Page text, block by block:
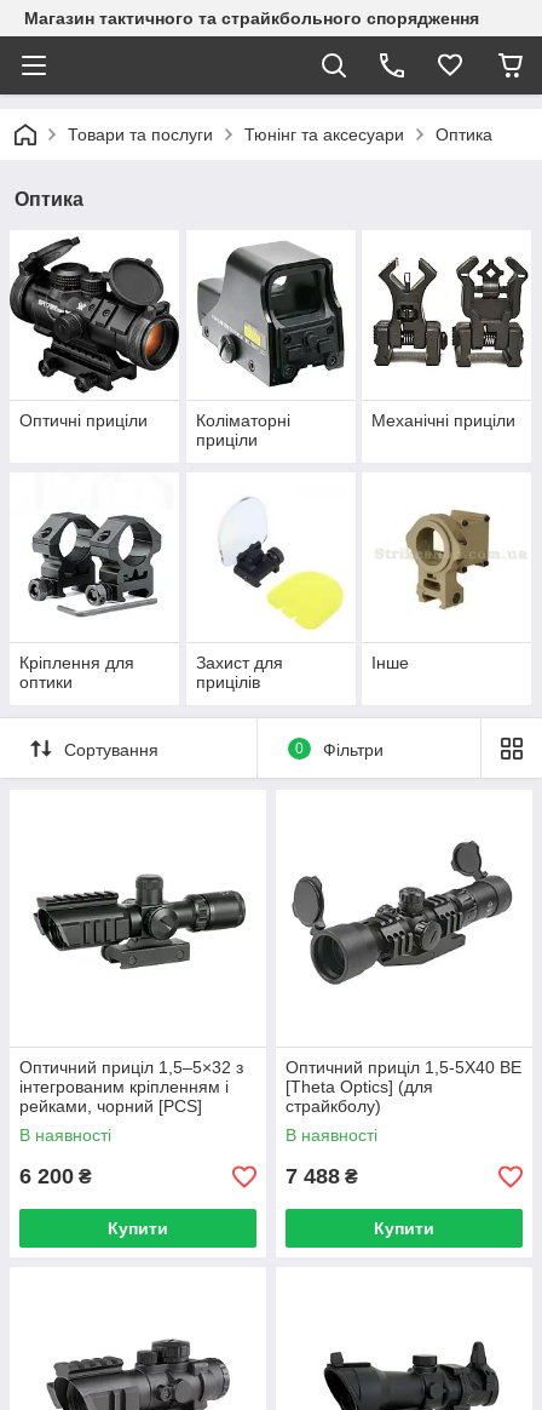
Магазин тактичного та страйкбольного спорядження
Товари та послуги Тюнінг та аксесуари Оптика
Оптика
Оптичні приціли
Коліматорні
приціли
Механічні приціли
Кріплення для
оптики
Захист для
прицілів
Інше
Сортування 0 Фільтри
Оптичний приціл 1,5–5×32 з
інтегрованим кріпленням і
рейками, чорний [PCS]
В наявності
6 200 ₴
Купити
Оптичний приціл 1,5-5X40 BE
[Theta Optics] (для
страйкболу)
В наявності
7 488 ₴
Купити